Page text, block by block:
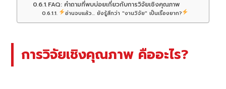
FAQ: คำถามที่พบบ่อยเกี่ยวกับการวิจัยเชิงคุณภาพ
อ่านจบแล้ว... ยังรู้สึกว่า "งานวิจัย" เป็นเรื่องยาก?
การวิจัยเชิงคุณภาพ คืออะไร?